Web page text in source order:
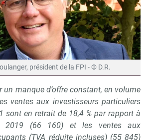
président de la FPI - © D.R.
un manque d’offre constant, en volume
ventes aux investisseurs particuliers
sont en retrait de 18,4 % par rapport à
2019 (66 160) et les ventes aux
(TVA réduite incluses) (55 845)